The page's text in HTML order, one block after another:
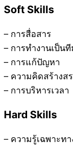
Soft Skills
– การสื่อสาร
– การทำงานเป็น
– การแก้ปัญหา
– ความคิดสร้างส
– การบริหารเวลา
Hard Skills
– ความรู้เฉพาะทา